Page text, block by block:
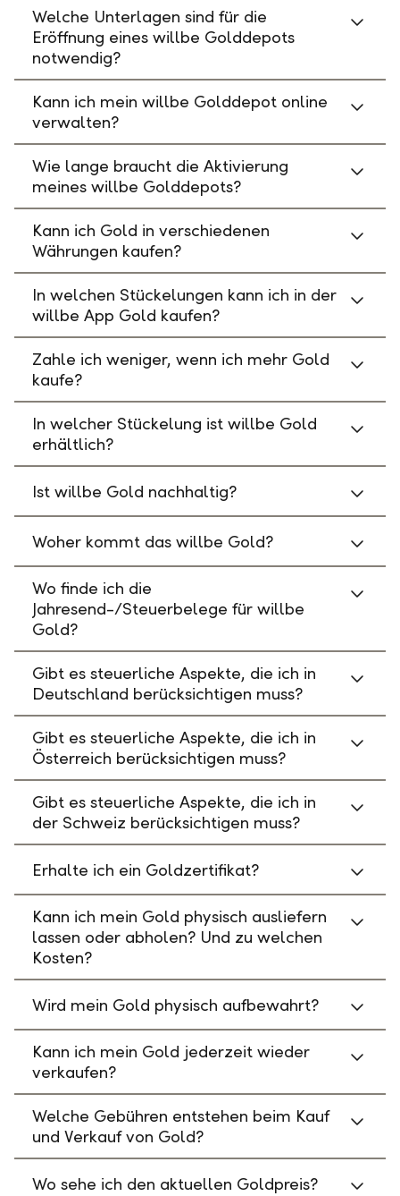
Welche Unterlagen sind für die
Eröffnung eines willbe Golddepots
notwendig?
Kann ich mein willbe Golddepot online
verwalten?
Wie lange braucht die Aktivierung
meines willbe Golddepots?
Kann ich Gold in verschiedenen
Währungen kaufen?
In welchen Stückelungen kann ich in der
willbe App Gold kaufen?
Zahle ich weniger, wenn ich mehr Gold
kaufe?
In welcher Stückelung ist willbe Gold
erhältlich?
Ist willbe Gold nachhaltig?
Woher kommt das willbe Gold?
Wo finde ich die
Jahresend-/Steuerbelege für willbe
Gold?
Gibt es steuerliche Aspekte, die ich in
Deutschland berücksichtigen muss?
Gibt es steuerliche Aspekte, die ich in
Österreich berücksichtigen muss?
Gibt es steuerliche Aspekte, die ich in
der Schweiz berücksichtigen muss?
Erhalte ich ein Goldzertifikat?
Kann ich mein Gold physisch ausliefern
lassen oder abholen? Und zu welchen
Kosten?
Wird mein Gold physisch aufbewahrt?
Kann ich mein Gold jederzeit wieder
verkaufen?
Welche Gebühren entstehen beim Kauf
und Verkauf von Gold?
Wo sehe ich den aktuellen Goldpreis?